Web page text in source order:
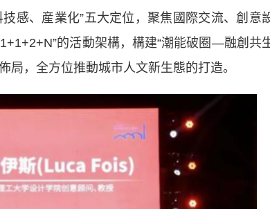
、産業化”五大定位，聚焦國際交流、創意
的活動架構，構建“潮能破圈—融創共
，全方位推動城市人文新生態的打造。